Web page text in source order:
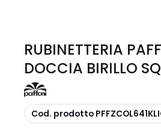
RUBINETTERIA
DOCCIA BIRILLO
copia
Cod. prodotto